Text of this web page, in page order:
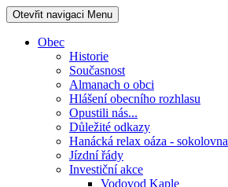
Otevřit navigaci Menu
Obec
Historie
Současnost
Almanach o obci
Hlášení obecního rozhlasu
Opustili nás...
Důležité odkazy
Hanácká relax oáza - sokolovna
Jízdní řády
Investiční akce
Vodovod Kaple